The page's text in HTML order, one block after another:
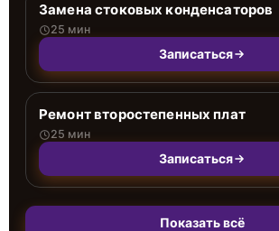
Замена стоковых конденсаторов
25 мин
Записаться
Ремонт второстепенных плат
25 мин
Записаться
Показать всё